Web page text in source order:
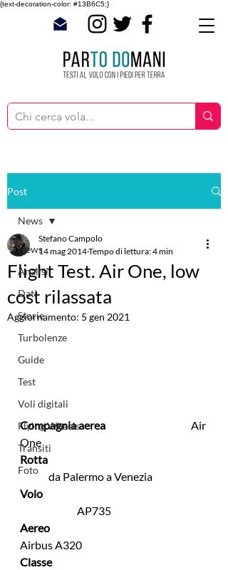
{text-decoration-color: #13B6C5;}
Post
News
Analisi
Dati
Storie
Turbolenze
Guide
Test
Voli digitali
Flying Wheels
Transiti
Foto
News
Flight Test. Air One, low
cost rilassata
Stefano Campolo
14 mag 2014Tempo di lettura: 4 min
Aggiornamento: 5 gen 2021
Compagnia aerea
One
Rotta
	da Palermo a Venezia
Volo
		AP735
Aereo
Airbus A320
Classe